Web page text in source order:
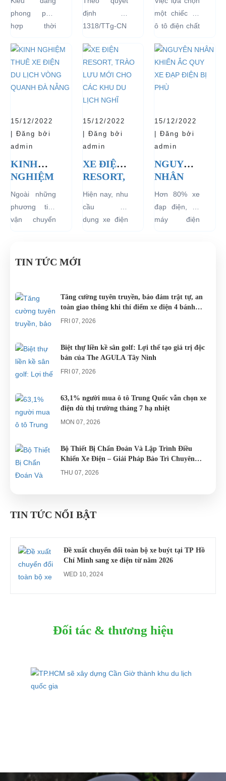
ĐIỆN
THỊNH
HÀNH
VÀ BÁN
CHẠY
NHẤT
HIỆN
phong phú,
hợp thời
dàng sử dụng
mà thân thiện
với môi
trường, đặc
những ưu...
PHỦ
ĐỒNG Ý
ĐIỂM XE
ĐIỆN 04
BÁNH
CHỞ
KHÁCH
TẠI CÁC
KHU
VỰC
HẠN
CHẾ
định số
1318/TTg-CN
27/09/2018,
Thủ tướng
Chính phủ đã
đồng ý việc
thí điểm việc
chạy bằng
điện...
ĐIỆN ĐỂ
TĂNG
THỌ
CHO XE
một chiếc xe
ô tô điện chất
ngay từ đầu
sẽ mang lại
hiệu quả sử
dụng lâu dài
15/12/2022
| Đăng bởi
admin
KINH
NGHIỆM
THUÊ XE
ĐIỆN DU
LỊCH
NẴNG
Ngoài những
phương tiện
vận chuyển
xe đạp, du
thể lựa chọn
cho mình
những
Đà...
15/12/2022
| Đăng bởi
admin
XE ĐIỆN
RESORT,
TRÀO
LƯU
MỚI
CHO
Hiện nay, nhu
cầu sử
dụng xe điện
khắp cả
nước.
15/12/2022
| Đăng bởi
admin
NGUYÊN
NHÂN
KHIẾN
ẮC QUY
XE ĐẠP
ĐIỆN BỊ
Hơn 80% xe
đạp điện, xe
máy điện
quy. Do đó
các trục trặc
TIN TỨC MỚI
Tăng cường tuyên truyền, bảo đảm trật tự, an
toàn giao thông khi thí điểm xe điện 4 bánh
phục vụ du lịch
FRI 07, 2026
Biệt thự liền kề sân golf: Lợi thế tạo giá trị độc
bản của The AGULA Tây Ninh
FRI 07, 2026
63,1% người mua ô tô Trung Quốc vẫn chọn xe
điện dù thị trường tháng 7 hạ nhiệt
MON 07, 2026
Bộ Thiết Bị Chẩn Đoán Và Lập Trình Điều
Khiển Xe Điện – Giải Pháp Bảo Trì Chuyên
Nghiệp
THU 07, 2026
gổ khi đón du khách ở Quy Nhơn
TIN TỨC NỔI BẬT
Đề xuất chuyển đổi toàn bộ xe buýt tại TP Hồ
Chí Minh sang xe điện từ năm 2026
WED 10, 2024
Đối tác & thương hiệu